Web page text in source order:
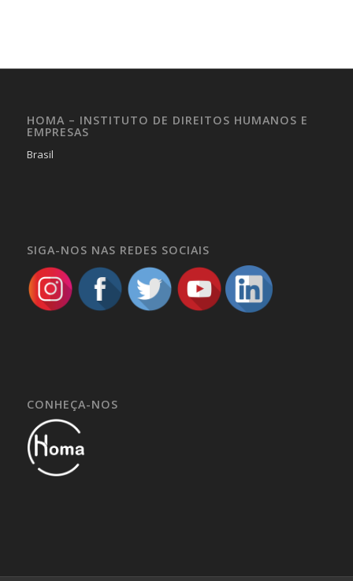
HOMA – INSTITUTO DE DIREITOS HUMANOS E
EMPRESAS
Brasil
SIGA-NOS NAS REDES SOCIAIS
CONHEÇA-NOS